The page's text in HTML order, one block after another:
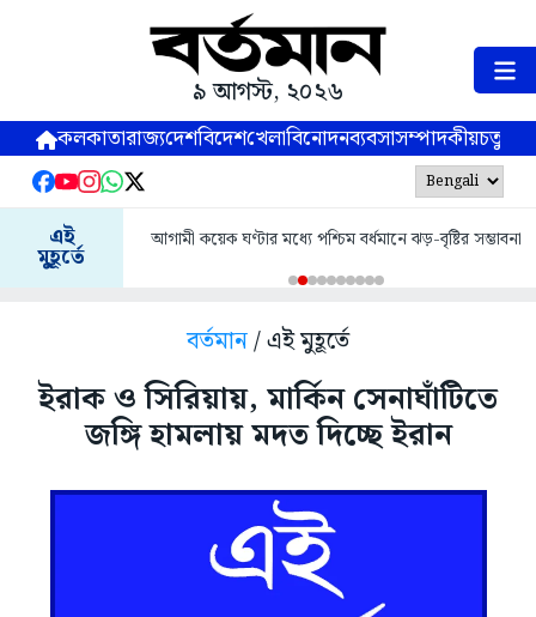
৯ আগস্ট, ২০২৬
কলকাতারাজ্যদেশবিদেশখেলাবিনোদনব্যবসাসম্পাদকীয়
এই
মুহূর্তে
আগামী কয়েক ঘণ্টার মধ্যে পশ্চিম বর্ধমানে ঝড়-বৃষ্টির সম্ভাবনা
বর্তমান/ এই মুহূর্তে
ইরাক ও সিরিয়ায়, মার্কিন সেনাঘাঁটিতে
জঙ্গি হামলায় মদত দিচ্ছে ইরান